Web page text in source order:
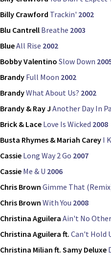
Billy Crawford Trackin' 2002
Blu Cantrell Breathe 2003
BlueAll Rise 2002
Bobby Valentino Slow Down
Brandy Full Moon 2002
BrandyWhat About Us? 2002
Brandy & Ray J Another Day In
Brick & Lace Love Is Wicked 2008
Busta Rhymes & Mariah Carey I
Cassie Long Way 2 Go 2007
Cassie Me & U 2006
Chris Brown Gimme That
Chris Brown With You 2008
Christina Aguilera Ain't No
Christina Aguilera ft. Can't Hold
Christina Milian ft. Samy Deluxe